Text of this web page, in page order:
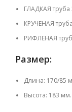
ГЛАДКАЯ труба
КРУЧЕНАЯ
РИФЛЕНАЯ
Размер:
Длина: 170/85
Высота: 183 мм.